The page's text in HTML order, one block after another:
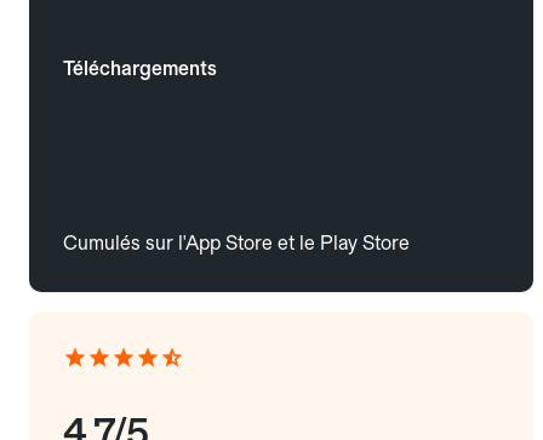
Téléchargements
Cumulés sur l'App Store et le Play Store